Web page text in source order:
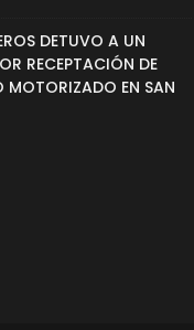
DETUVO A UN
RECEPTACIÓN DE
MOTORIZADO EN SAN